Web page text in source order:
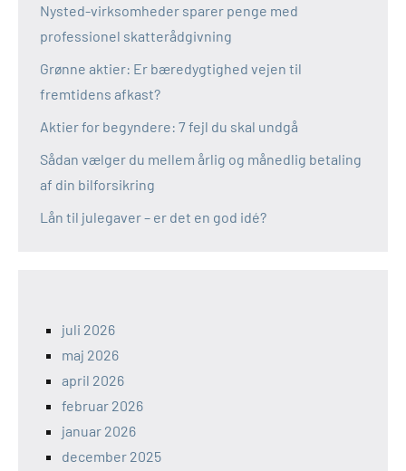
Nysted-virksomheder sparer penge med
professionel skatterådgivning
Grønne aktier: Er bæredygtighed vejen til
fremtidens afkast?
Aktier for begyndere: 7 fejl du skal undgå
Sådan vælger du mellem årlig og månedlig betaling
af din bilforsikring
Lån til julegaver – er det en god idé?
juli 2026
maj 2026
april 2026
februar 2026
januar 2026
december 2025